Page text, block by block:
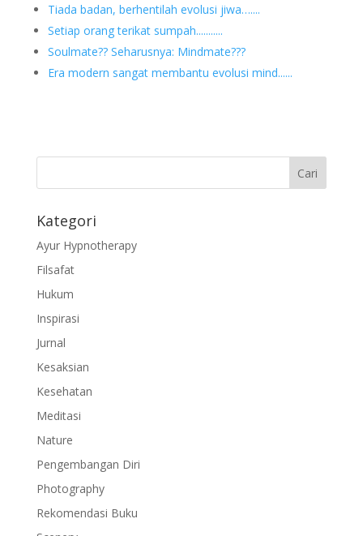
Tiada badan, berhentilah evolusi jiwa…....
Setiap orang terikat sumpah...........
Soulmate?? Seharusnya: Mindmate???
Era modern sangat membantu evolusi mind......
Kategori
Ayur Hypnotherapy
Filsafat
Hukum
Inspirasi
Jurnal
Kesaksian
Kesehatan
Meditasi
Nature
Pengembangan Diri
Photography
Rekomendasi Buku